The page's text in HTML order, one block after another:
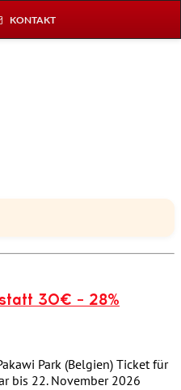
KONTAKT
30€ – 28%
Park (Belgien) Ticket für
bis 22. November 2026